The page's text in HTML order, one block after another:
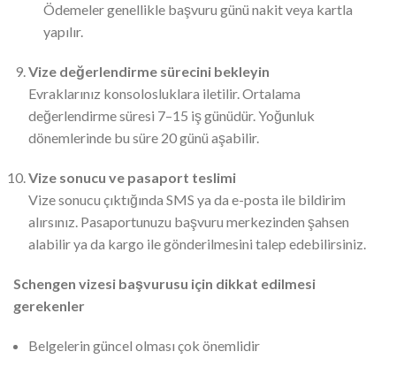
Ödemeler genellikle başvuru günü nakit veya kartla
yapılır.
Vize değerlendirme sürecini bekleyin
Evraklarınız konsolosluklara iletilir. Ortalama
değerlendirme süresi 7–15 iş günüdür. Yoğunluk
dönemlerinde bu süre 20 günü aşabilir.
Vize sonucu ve pasaport teslimi
Vize sonucu çıktığında SMS ya da e-posta ile bildirim
alırsınız. Pasaportunuzu başvuru merkezinden şahsen
alabilir ya da kargo ile gönderilmesini talep edebilirsiniz.
Schengen vizesi başvurusu için dikkat edilmesi
gerekenler
Belgelerin güncel olması çok önemlidir